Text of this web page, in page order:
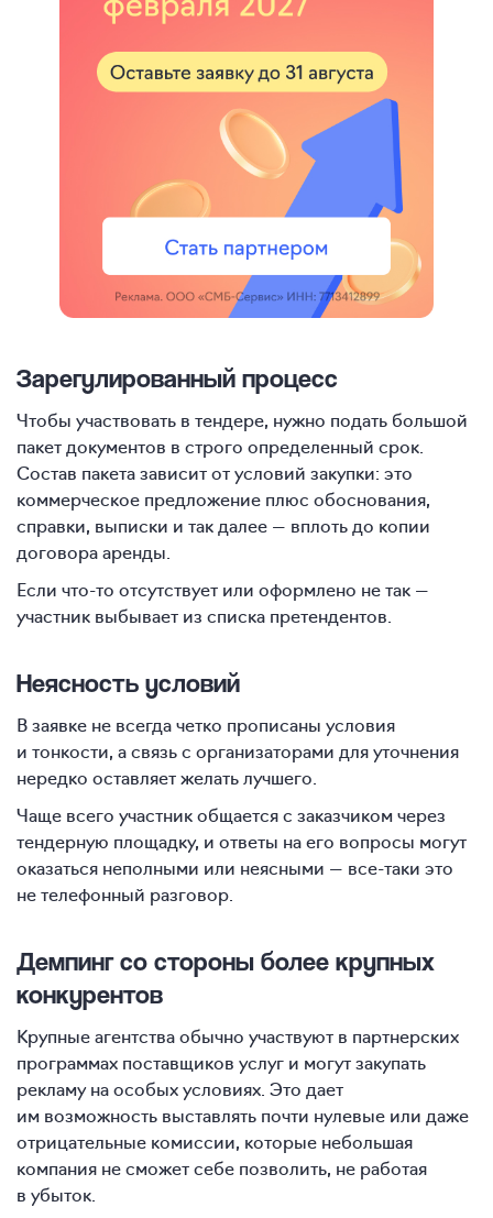
Зарегулированный процесс
Чтобы участвовать в тендере, нужно подать большой
пакет документов в строго определенный срок.
Состав пакета зависит от условий закупки: это
коммерческое предложение плюс обоснования,
справки, выписки и так далее — вплоть до копии
договора аренды.
Если что-то отсутствует или оформлено не так —
участник выбывает из списка претендентов.
Неясность условий
В заявке не всегда четко прописаны условия
и тонкости, а связь с организаторами для уточнения
нередко оставляет желать лучшего.
Чаще всего участник общается с заказчиком через
тендерную площадку, и ответы на его вопросы могут
оказаться неполными или неясными — все-таки это
не телефонный разговор.
Демпинг со стороны более крупных
конкурентов
Крупные агентства обычно участвуют в партнерских
программах поставщиков услуг и могут закупать
рекламу на особых условиях. Это дает
им возможность выставлять почти нулевые или даже
отрицательные комиссии, которые небольшая
компания не сможет себе позволить, не работая
в убыток.